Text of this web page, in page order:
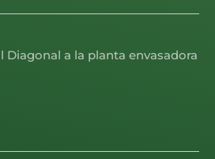
Diagonal a la planta envasadora